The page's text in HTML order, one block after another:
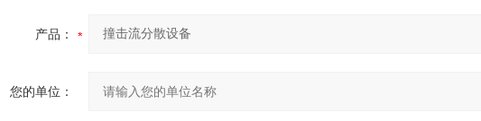
产品：
您的单位：